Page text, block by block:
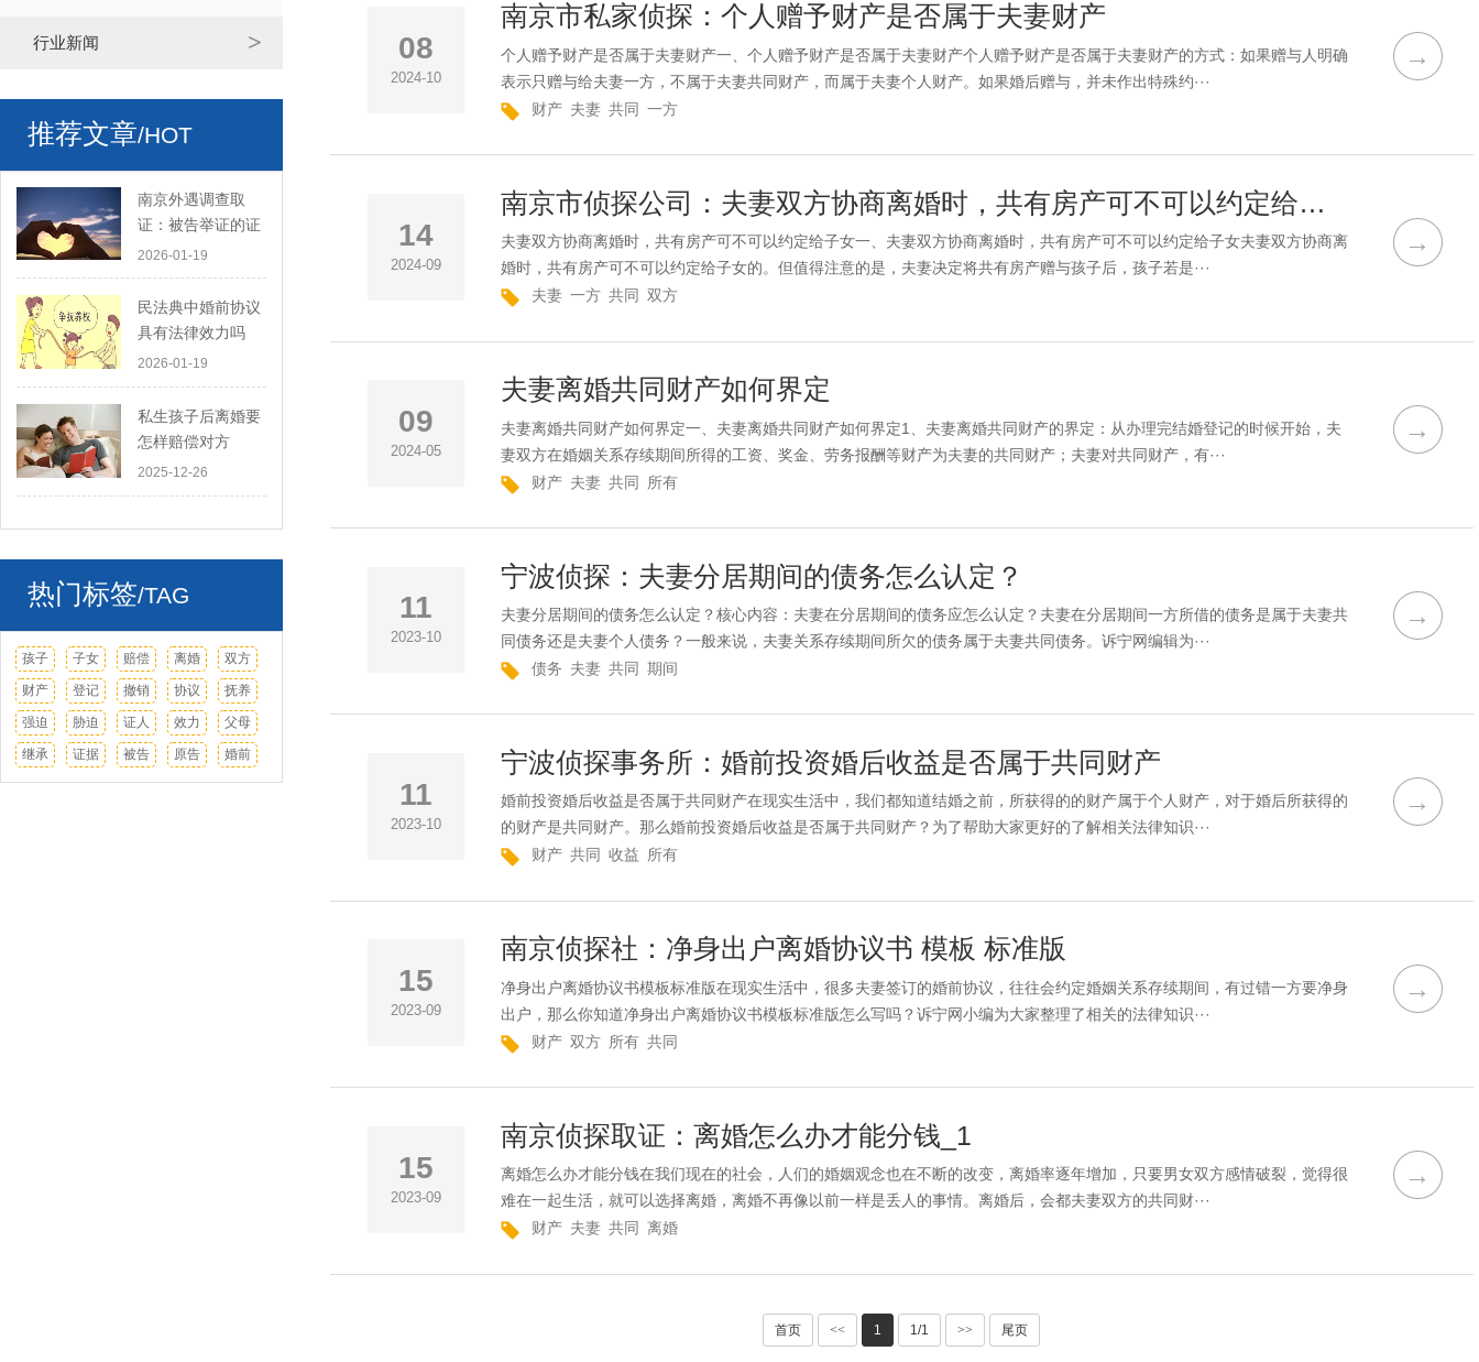
行业新闻
推荐文章/HOT
南京外遇调查取
证：被告举证的证
据是要交给原告的
吗
2026-01-19
民法典中婚前协议
具有法律效力吗
2026-01-19
私生孩子后离婚要
怎样赔偿对方
2025-12-26
热门标签/TAG
孩子 子女 赔偿 离婚 双方
财产 登记 撤销 协议 抚养
强迫 胁迫 证人 效力 父母
继承 证据 被告 原告 婚前
→
08
2024-10
南京市私家侦探：个人赠予财产是否属于夫妻财产
个人赠予财产是否属于夫妻财产一、个人赠予财产是否属于夫妻财产个人赠予财产是否属于夫妻财产的方式：如果赠与人明确
表示只赠与给夫妻一方，不属于夫妻共同财产，而属于夫妻个人财产。如果婚后赠与，并未作出特殊约···
财产 夫妻 共同 一方
→
14
2024-09
南京市侦探公司：夫妻双方协商离婚时，共有房产可不可以约定给子女
夫妻双方协商离婚时，共有房产可不可以约定给子女一、夫妻双方协商离婚时，共有房产可不可以约定给子女夫妻双方协商离
婚时，共有房产可不可以约定给子女的。但值得注意的是，夫妻决定将共有房产赠与孩子后，孩子若是···
夫妻 一方 共同 双方
→
09
2024-05
夫妻离婚共同财产如何界定
夫妻离婚共同财产如何界定一、夫妻离婚共同财产如何界定1、夫妻离婚共同财产的界定：从办理完结婚登记的时候开始，夫
妻双方在婚姻关系存续期间所得的工资、奖金、劳务报酬等财产为夫妻的共同财产；夫妻对共同财产，有···
财产 夫妻 共同 所有
→
11
2023-10
宁波侦探：夫妻分居期间的债务怎么认定？
夫妻分居期间的债务怎么认定？核心内容：夫妻在分居期间的债务应怎么认定？夫妻在分居期间一方所借的债务是属于夫妻共
同债务还是夫妻个人债务？一般来说，夫妻关系存续期间所欠的债务属于夫妻共同债务。诉宁网编辑为···
债务 夫妻 共同 期间
→
11
2023-10
宁波侦探事务所：婚前投资婚后收益是否属于共同财产
婚前投资婚后收益是否属于共同财产在现实生活中，我们都知道结婚之前，所获得的的财产属于个人财产，对于婚后所获得的
的财产是共同财产。那么婚前投资婚后收益是否属于共同财产？为了帮助大家更好的了解相关法律知识···
财产 共同 收益 所有
→
15
2023-09
南京侦探社：净身出户离婚协议书 模板 标准版
净身出户离婚协议书模板标准版在现实生活中，很多夫妻签订的婚前协议，往往会约定婚姻关系存续期间，有过错一方要净身
出户，那么你知道净身出户离婚协议书模板标准版怎么写吗？诉宁网小编为大家整理了相关的法律知识···
财产 双方 所有 共同
→
15
2023-09
南京侦探取证：离婚怎么办才能分钱_1
离婚怎么办才能分钱在我们现在的社会，人们的婚姻观念也在不断的改变，离婚率逐年增加，只要男女双方感情破裂，觉得很
难在一起生活，就可以选择离婚，离婚不再像以前一样是丢人的事情。离婚后，会都夫妻双方的共同财···
财产 夫妻 共同 离婚
首页 << 1 1/1 >> 尾页